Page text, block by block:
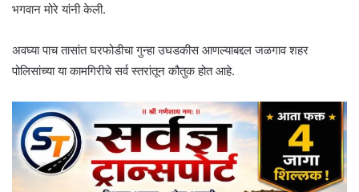
भगवान मोरे यांनी केली.
अवघ्या पाच तासांत घरफोडीचा गुन्हा उघडकीस आणल्याबद्दल जळगाव शहर
पोलिसांच्या या कामगिरीचे सर्व स्तरांतून कौतुक होत आहे.